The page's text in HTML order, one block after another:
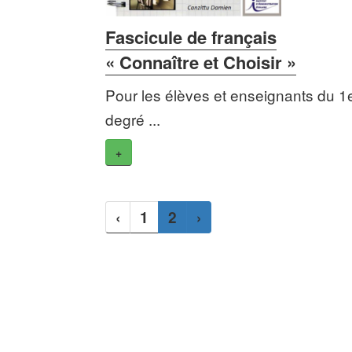
Fascicule de français
« Connaître et Choisir »
Pour les élèves et enseignants du
degré ...
+
‹ 1 2 ›